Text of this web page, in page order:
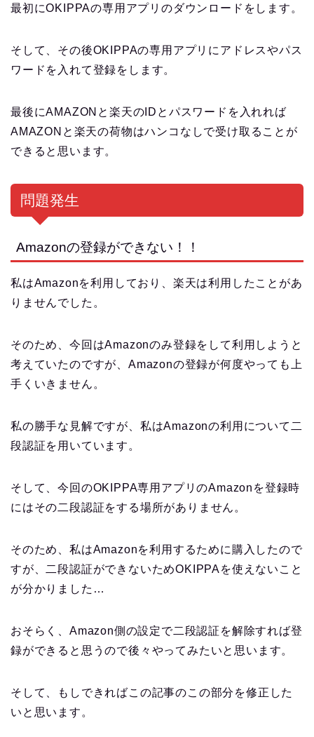
最初にOKIPPAの専用アプリのダウンロードをします。
そして、その後OKIPPAの専用アプリにアドレスやパス
ワードを入れて登録をします。
最後にAMAZONと楽天のIDとパスワードを入れれば
AMAZONと楽天の荷物はハンコなしで受け取ることが
できると思います。
問題発生
Amazonの登録ができない！！
私はAmazonを利用しており、楽天は利用したことがあ
りませんでした。
そのため、今回はAmazonのみ登録をして利用しようと
考えていたのですが、Amazonの登録が何度やっても上
手くいきません。
私の勝手な見解ですが、私はAmazonの利用について二
段認証を用いています。
そして、今回のOKIPPA専用アプリのAmazonを登録時
にはその二段認証をする場所がありません。
そのため、私はAmazonを利用するために購入したので
すが、二段認証ができないためOKIPPAを使えないこと
が分かりました…
おそらく、Amazon側の設定で二段認証を解除すれば登
録ができると思うので後々やってみたいと思います。
そして、もしできればこの記事のこの部分を修正した
いと思います。